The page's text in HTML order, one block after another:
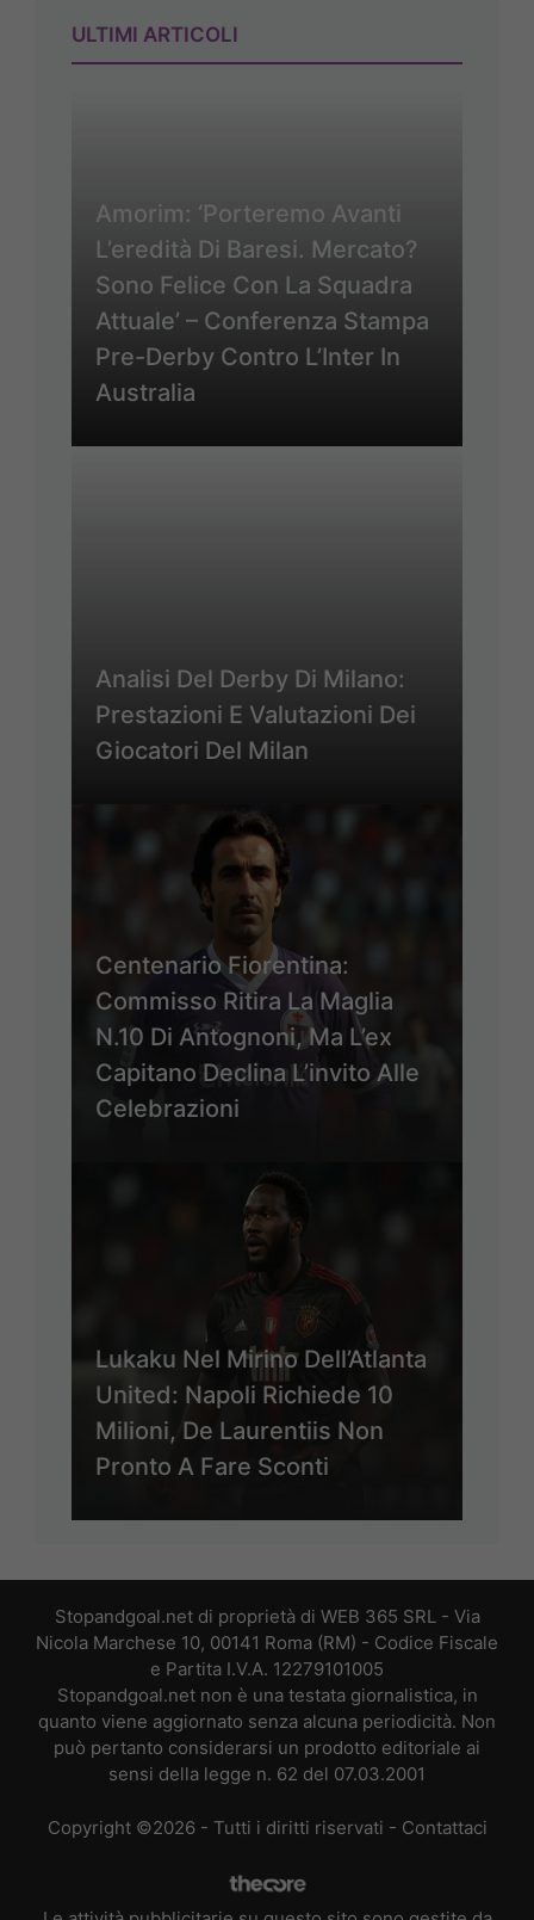
ULTIMI ARTICOLI
Amorim: ‘Porteremo Avanti
L’eredità Di Baresi. Mercato?
Sono Felice Con La Squadra
Attuale’ – Conferenza Stampa
Pre-Derby Contro L’Inter In
Australia
Analisi Del Derby Di Milano:
Prestazioni E Valutazioni Dei
Giocatori Del Milan
Centenario Fiorentina:
Commisso Ritira La Maglia
N.10 Di Antognoni, Ma L’ex
Capitano Declina L’invito Alle
Celebrazioni
Lukaku Nel Mirino Dell’Atlanta
United: Napoli Richiede 10
Milioni, De Laurentiis Non
Pronto A Fare Sconti
Stopandgoal.net di proprietà di WEB 365 SRL - Via
Nicola Marchese 10, 00141 Roma (RM) - Codice Fiscale
e Partita I.V.A. 12279101005
Stopandgoal.net non è una testata giornalistica, in
quanto viene aggiornato senza alcuna periodicità. Non
può pertanto considerarsi un prodotto editoriale ai
sensi della legge n. 62 del 07.03.2001
Copyright ©2026 - Tutti i diritti riservati - Contattaci